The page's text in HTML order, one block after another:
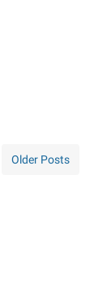
Older Posts